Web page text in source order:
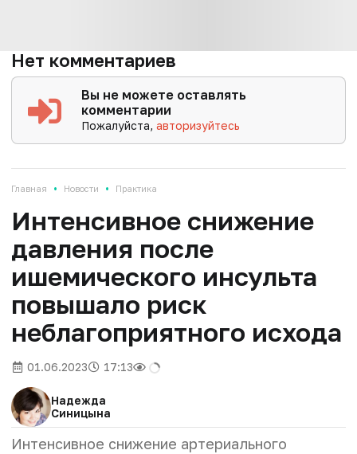
Нет комментариев
Вы не можете оставлять
комментарии
Пожалуйста,авторизуйтесь
Главная • Новости • Практика
Интенсивное снижение
давления после
ишемического инсульта
повышало риск
неблагоприятного исхода
01.06.2023 17:13
Надежда
Синицына
Интенсивное снижение артериального